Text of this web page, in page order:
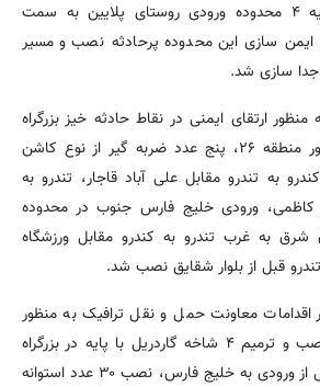
استوانه ترافیکی در ناحیه ۴ محدوده ورودی روستای پلایین به سمت
ایمن سازی این محدوده پرحادثه نصب و مسیر
سازی شد.
ارتقای ایمنی در نقاط حادثه خیز بزرگراه
آزادگان با هماهنگی راهور منطقه ۲۶، پنج عدد ضربه گیر از نوع کاشن
به تندرو مقابل علی آباد قاجار، تندرو به
کاظمی، ورودی خلیج فارس جنوب در محدوده
شرق به غرب تندرو به کندرو مقابل ورزشگاه
قبل از بلوار شقایق نصب شد.
اقدامات معاونت حمل و نقل ترافیک به منظور
ارتقای ایمنی معابر به نصب و ترمیم ۴ شاخه گاردریل با پایه در بزرگراه
آزادگان غرب به شرق قبل از ورودی به خلیج فارس، نصب ۳۰ عدد استوانه